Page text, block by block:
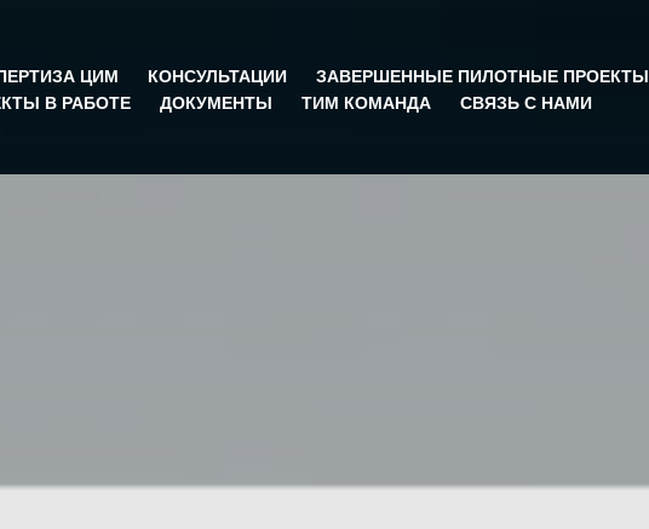
ЦИМ КОНСУЛЬТАЦИИ
ЗАВЕРШЕННЫЕ ПИЛОТНЫЕ ПРОЕКТЫ
В РАБОТЕ
ДОКУМЕНТЫ ТИМ КОМАНДА СВЯЗЬ С НАМИ